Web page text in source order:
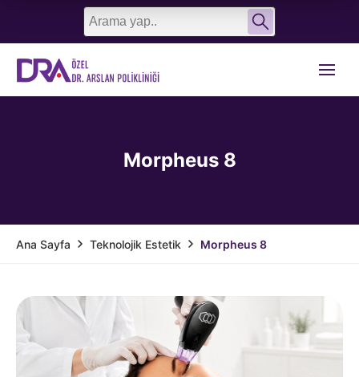
Morpheus 8
Ana Sayfa Teknolojik Estetik Morpheus 8